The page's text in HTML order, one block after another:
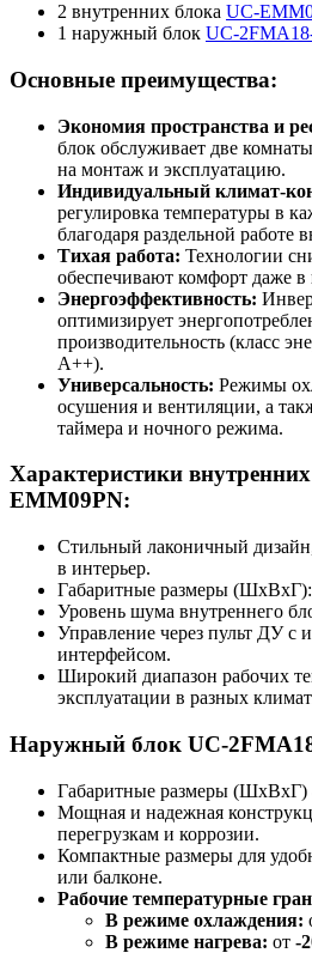
2 внутренних блока UC-
1 наружный блок UC-
Основные преимущества:
Экономия пространства и
блок обслуживает две
на монтаж и эксплуатацию.
Индивидуальный климат-
регулировка температуры в
благодаря раздельной работе
Тихая работа: Технологии
обеспечивают комфорт даже в
Энергоэффективность:
оптимизирует
производительность (класс
А++).
Универсальность: Режимы
осушения и вентиляции, а
таймера и ночного режима.
Характеристики
EMM09PN:
Стильный лаконичный
в интерьер.
Габаритные размеры
Уровень шума внутреннего
Управление через пульт ДУ с
интерфейсом.
Широкий диапазон рабочих
эксплуатации в разных
Наружный блок UC-
Габаритные размеры (ШxВxГ)
Мощная и надежная
перегрузкам и коррозии.
Компактные размеры для
или балконе.
Рабочие температурные
В режиме охлаждения:
В режиме нагрева: от -